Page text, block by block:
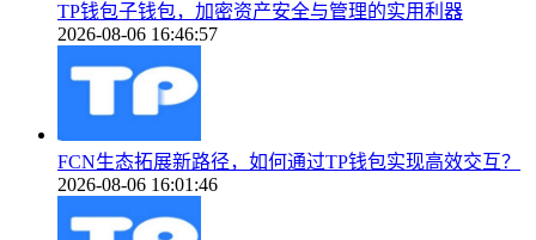
TP钱包子钱包，加密资产安全与管理的实用利器
2026-08-06 16:46:57
FCN生态拓展新路径，如何通过TP钱包实现高效交互？
2026-08-06 16:01:46